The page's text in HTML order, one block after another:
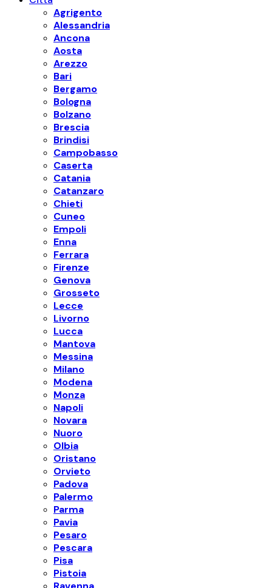
Agrigento
Alessandria
Ancona
Aosta
Arezzo
Bari
Bergamo
Bologna
Bolzano
Brescia
Brindisi
Campobasso
Caserta
Catania
Catanzaro
Chieti
Cuneo
Empoli
Enna
Ferrara
Firenze
Genova
Grosseto
Lecce
Livorno
Lucca
Mantova
Messina
Milano
Modena
Monza
Napoli
Novara
Nuoro
Olbia
Oristano
Orvieto
Padova
Palermo
Parma
Pavia
Pesaro
Pescara
Pisa
Pistoia